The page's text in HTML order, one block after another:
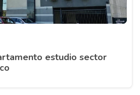
estudio sector